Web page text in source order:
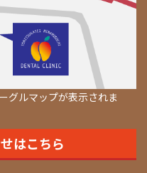
グルマップが表示されま
はこちら